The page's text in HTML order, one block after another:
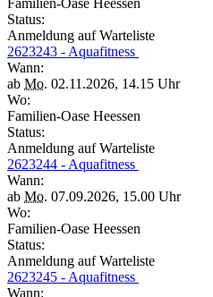
Familien-Oase Heessen
Status:
Anmeldung auf Warteliste
2623243 - Aquafitness
Wann:
ab Mo. 02.11.2026, 14.15 Uhr
Wo:
Familien-Oase Heessen
Status:
Anmeldung auf Warteliste
2623244 - Aquafitness
Wann:
ab Mo. 07.09.2026, 15.00 Uhr
Wo:
Familien-Oase Heessen
Status:
Anmeldung auf Warteliste
2623245 - Aquafitness
Wann: